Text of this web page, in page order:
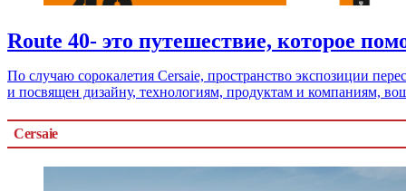
Route 40- это путешествие, которое
По случаю сорокалетия Cersaie, пространство экспозиции
и посвящен дизайну, технологиям, продуктам и компаниям,
Cersaie